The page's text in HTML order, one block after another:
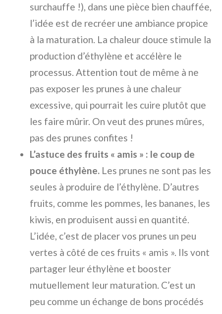
surchauffe !), dans une pièce bien chauffée,
l’idée est de recréer une ambiance propice
à la maturation. La chaleur douce stimule la
production d’éthylène et accélère le
processus. Attention tout de même à ne
pas exposer les prunes à une chaleur
excessive, qui pourrait les cuire plutôt que
les faire mûrir. On veut des prunes mûres,
pas des prunes confites !
L’astuce des fruits « amis » : le coup de
pouce éthylène. Les prunes ne sont pas les
seules à produire de l’éthylène. D’autres
fruits, comme les pommes, les bananes, les
kiwis, en produisent aussi en quantité.
L’idée, c’est de placer vos prunes un peu
vertes à côté de ces fruits « amis ». Ils vont
partager leur éthylène et booster
mutuellement leur maturation. C’est un
peu comme un échange de bons procédés